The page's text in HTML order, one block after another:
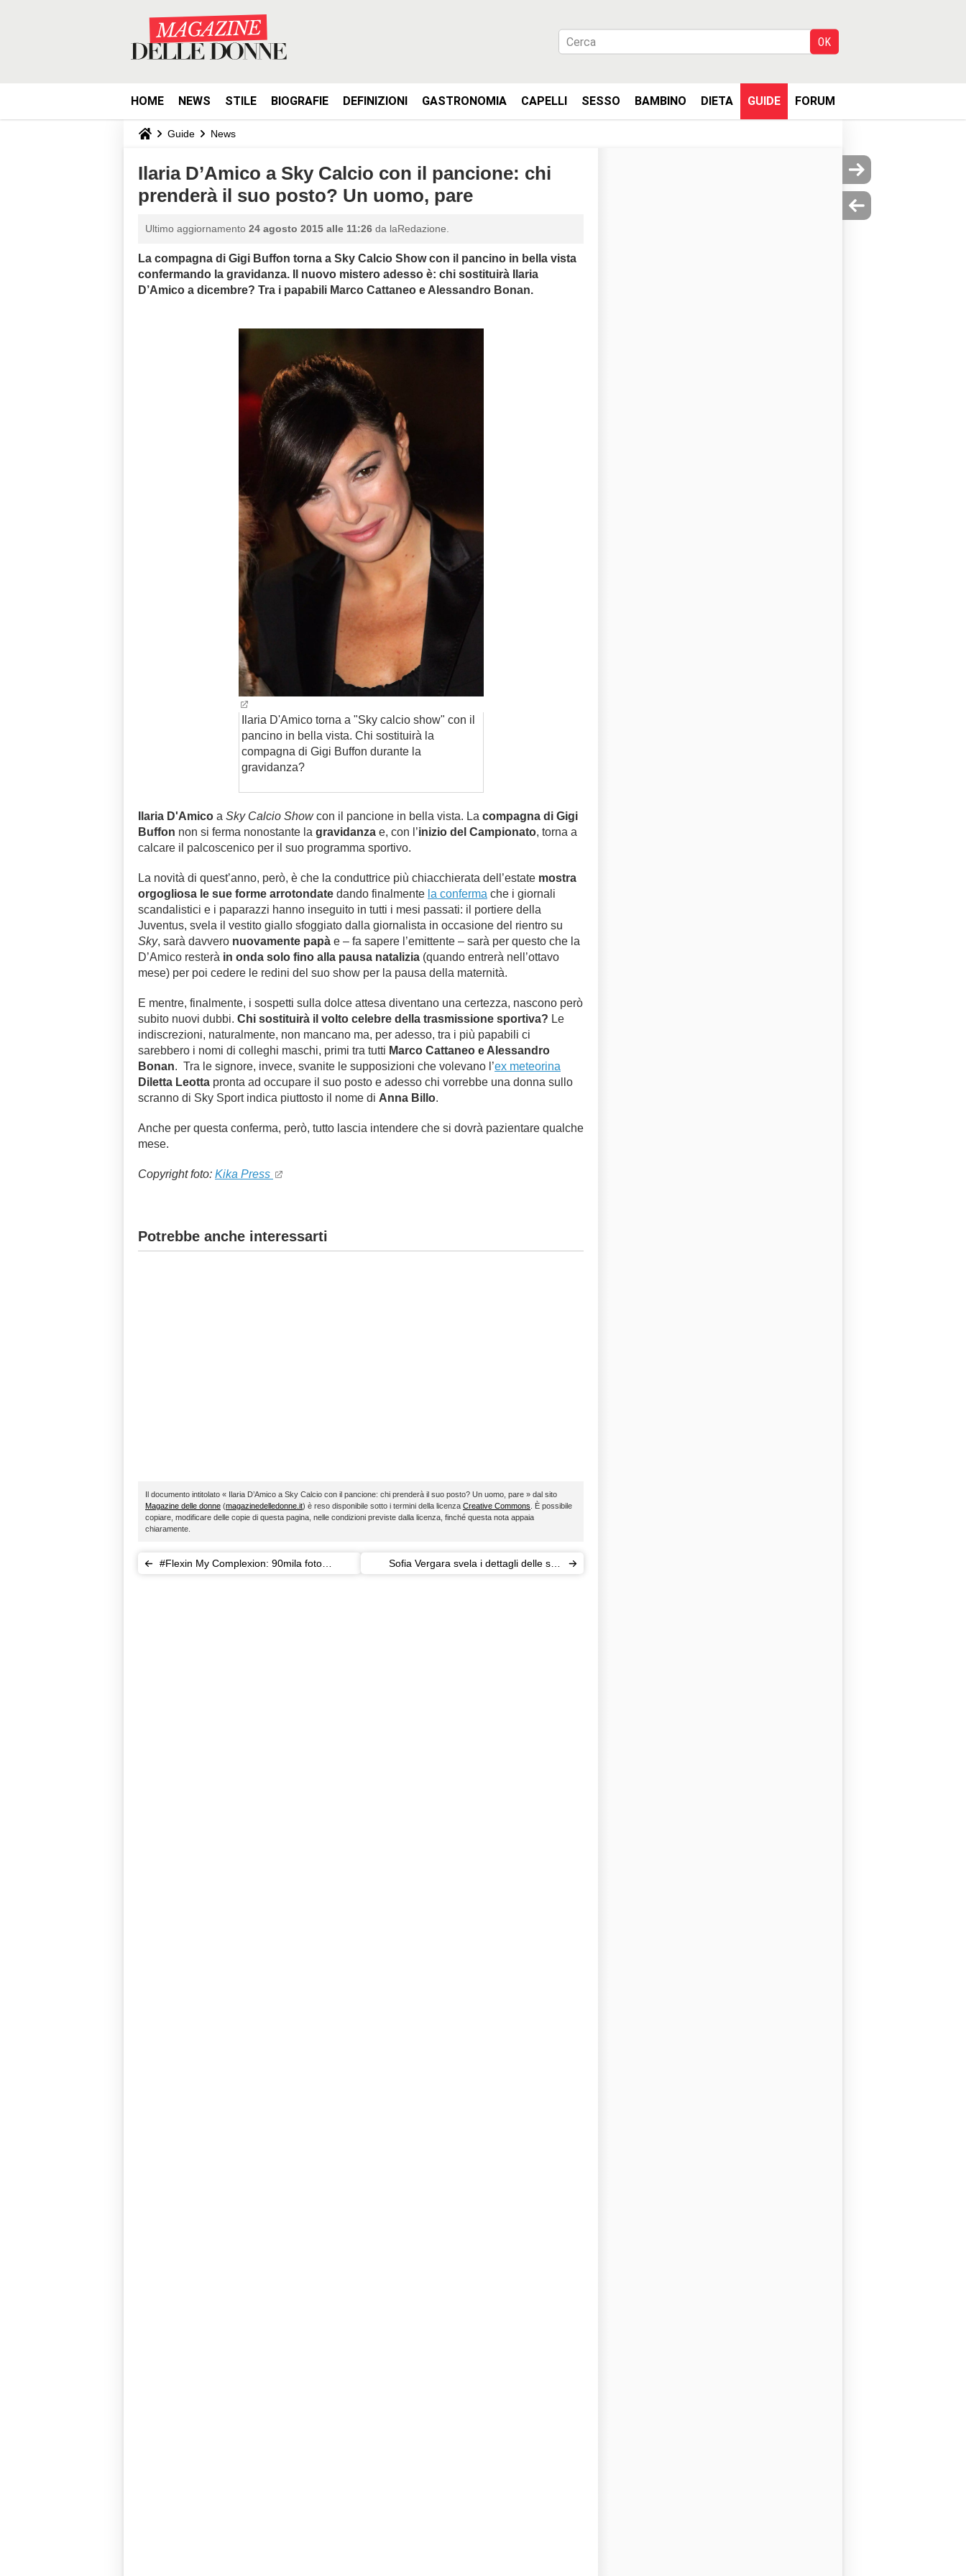
HOME NEWS STILE BIOGRAFIE DEFINIZIONI GASTRONOMIA CAPELLI SESSO BAMBINO DIETA GUIDE FORUM
Guide News
Ilaria D’Amico a Sky Calcio con il pancione: chi
prenderà il suo posto? Un uomo, pare
Ultimo aggiornamento 24 agosto 2015 alle 11:26 da laRedazione.
La compagna di Gigi Buffon torna a Sky Calcio Show con il pancino in bella vista
confermando la gravidanza. Il nuovo mistero adesso è: chi sostituirà Ilaria
D’Amico a dicembre? Tra i papabili Marco Cattaneo e Alessandro Bonan.
Ilaria D'Amico torna a "Sky calcio show" con il
pancino in bella vista. Chi sostituirà la
compagna di Gigi Buffon durante la
gravidanza?
Ilaria D'Amico a Sky Calcio Showcon il pancione in bella vista. La compagna di Gigi
Buffon non si ferma nonostante la gravidanza e, con l’inizio del Campionato, torna a
calcare il palcoscenico per il suo programma sportivo.
La novità di quest’anno, però, è che la conduttrice più chiacchierata dell’estate mostra
orgogliosa le sue forme arrotondate dando finalmente la conferma che i giornali
scandalistici e i paparazzi hanno inseguito in tutti i mesi passati: il portiere della
Juventus, svela il vestito giallo sfoggiato dalla giornalista in occasione del rientro su
Sky, sarà davvero nuovamente papà e – fa sapere l’emittente – sarà per questo che la
D’Amico resterà in onda solo fino alla pausa natalizia (quando entrerà nell’ottavo
mese) per poi cedere le redini del suo show per la pausa della maternità.
E mentre, finalmente, i sospetti sulla dolce attesa diventano una certezza, nascono però
subito nuovi dubbi. Chi sostituirà il volto celebre della trasmissione sportiva? Le
indiscrezioni, naturalmente, non mancano ma, per adesso, tra i più papabili ci
sarebbero i nomi di colleghi maschi, primi tra tutti Marco Cattaneo e Alessandro
Bonan. Tra le signore, invece, svanite le supposizioni che volevano l’ex meteorina
Diletta Leotta pronta ad occupare il suo posto e adesso chi vorrebbe una donna sullo
scranno di Sky Sport indica piuttosto il nome di Anna Billo.
Anche per questa conferma, però, tutto lascia intendere che si dovrà pazientare qualche
mese.
Copyright foto: Kika Press
Potrebbe anche interessarti
Il documento intitolato « Ilaria D’Amico a Sky Calcio con il pancione: chi prenderà il suo posto? Un uomo, pare » dal sito
Magazine delle donne (magazinedelledonne.it) è reso disponibile sotto i termini della licenza Creative Commons . È possibile
copiare, modificare delle copie di questa pagina, nelle condizioni previste dalla licenza, finché questa nota appaia
chiaramente.
#Flexin My Complexion: 90mila foto
Sofia Vergara svela i dettagli delle sue